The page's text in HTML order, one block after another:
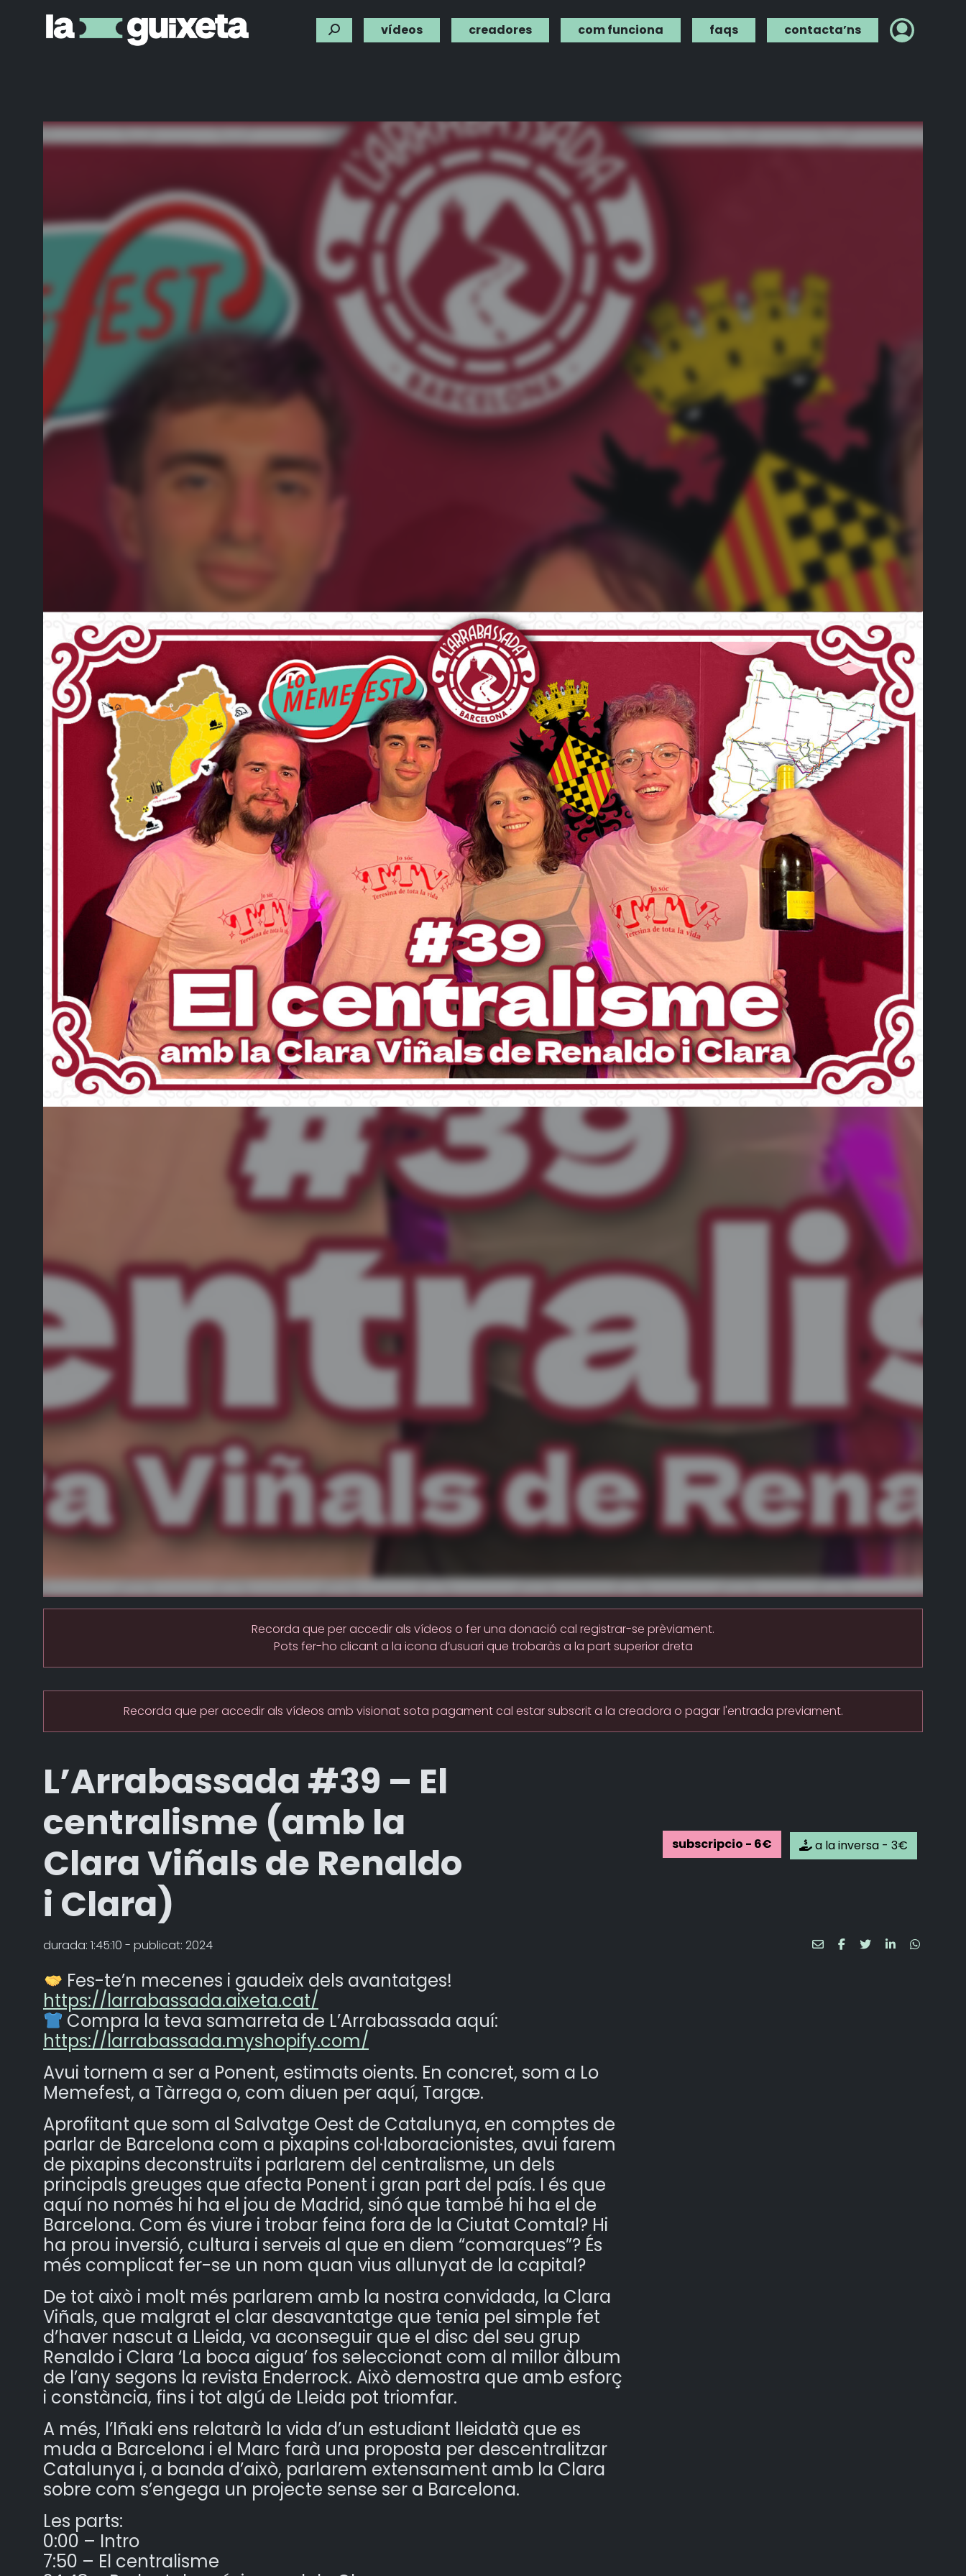
vídeos creadores com funciona faqs contacta’ns
Recorda que per accedir als vídeos o fer una donació cal registrar-se prèviament.
Pots fer-ho clicant a la icona d’usuari que trobaràs a la part superior dreta
Recorda que per accedir als vídeos amb visionat sota pagament cal estar subscrit a la creadora o pagar l'entrada previament.
L’Arrabassada #39 – El
centralisme (amb la
Clara Viñals de Renaldo
i Clara)
subscripcio - 6€ a la inversa - 3€
durada: 1:45:10 - publicat: 2024
Fes-te’n mecenes i gaudeix dels avantatges!
https://larrabassada.aixeta.cat/
Compra la teva samarreta de L’Arrabassada aquí:
https://larrabassada.myshopify.com/
Avui tornem a ser a Ponent, estimats oients. En concret, som a Lo
Memefest, a Tàrrega o, com diuen per aquí, Targæ.
Aprofitant que som al Salvatge Oest de Catalunya, en comptes de
parlar de Barcelona com a pixapins col·laboracionistes, avui farem
de pixapins deconstruïts i parlarem del centralisme, un dels
principals greuges que afecta Ponent i gran part del país. I és que
aquí no només hi ha el jou de Madrid, sinó que també hi ha el de
Barcelona. Com és viure i trobar feina fora de la Ciutat Comtal? Hi
ha prou inversió, cultura i serveis al que en diem “comarques”? És
més complicat fer-se un nom quan vius allunyat de la capital?
De tot això i molt més parlarem amb la nostra convidada, la Clara
Viñals, que malgrat el clar desavantatge que tenia pel simple fet
d’haver nascut a Lleida, va aconseguir que el disc del seu grup
Renaldo i Clara ‘La boca aigua’ fos seleccionat com al millor àlbum
de l’any segons la revista Enderrock. Això demostra que amb esforç
i constància, fins i tot algú de Lleida pot triomfar.
A més, l’Iñaki ens relatarà la vida d’un estudiant lleidatà que es
muda a Barcelona i el Marc farà una proposta per descentralitzar
Catalunya i, a banda d’això, parlarem extensament amb la Clara
sobre com s’engega un projecte sense ser a Barcelona.
Les parts:
0:00 – Intro
7:50 – El centralisme